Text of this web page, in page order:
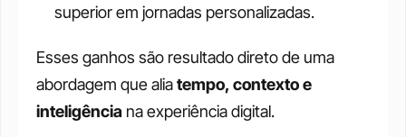
superior em jornadas personalizadas.
Esses ganhos são resultado direto de uma
abordagem que alia tempo, contexto e
inteligência na experiência digital.